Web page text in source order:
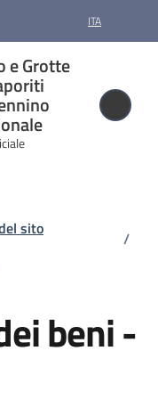
ITA
e Grotte
sito
/
beni -